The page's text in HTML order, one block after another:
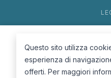
Questo sito utilizza
esperienza di
offerti. Per maggiori